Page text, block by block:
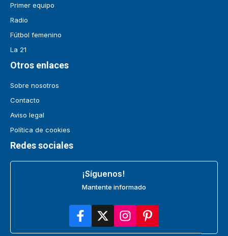
Primer equipo
Radio
Fútbol femenino
La 21
Otros enlaces
Sobre nosotros
Contacto
Aviso legal
Política de cookies
Redes sociales
¡Síguenos!
Mantente informado